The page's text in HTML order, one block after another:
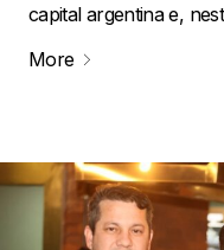
capital argentina e,
More